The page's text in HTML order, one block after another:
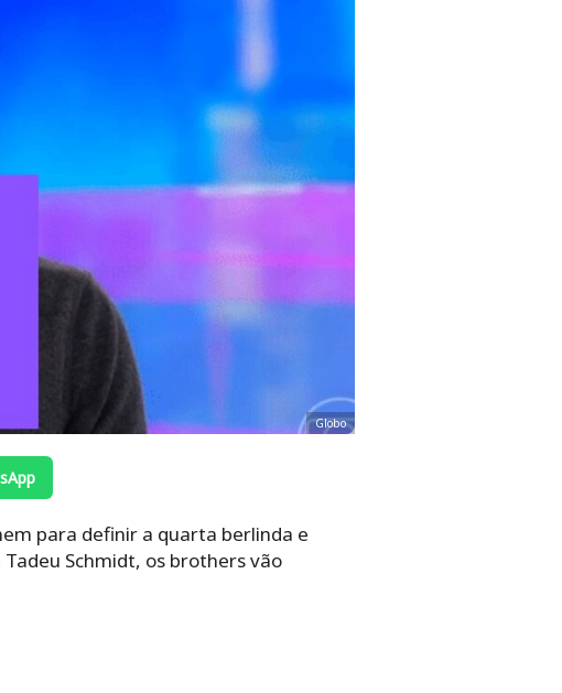
Globo
para definir a quarta berlinda e
Schmidt, os brothers vão